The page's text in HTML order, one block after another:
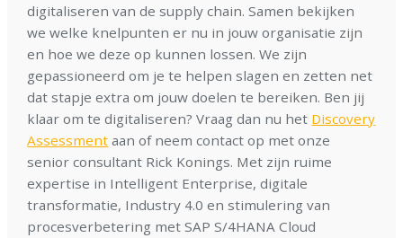
digitaliseren van de supply chain. Samen bekijken
we welke knelpunten er nu in jouw organisatie zijn
en hoe we deze op kunnen lossen. We zijn
gepassioneerd om je te helpen slagen en zetten net
dat stapje extra om jouw doelen te bereiken. Ben jij
klaar om te digitaliseren? Vraag dan nu het Discovery
Assessment aan of neem contact op met onze
senior consultant Rick Konings. Met zijn ruime
expertise in Intelligent Enterprise, digitale
transformatie, Industry 4.0 en stimulering van
procesverbetering met SAP S/4HANA Cloud